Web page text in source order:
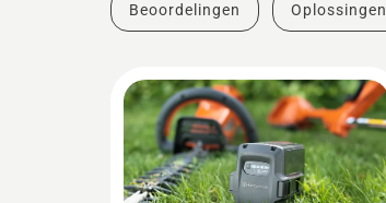
Beoordelingen Oplossingen